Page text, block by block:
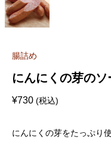
腸詰め
にんにくの芽の
¥730 (税込)
にんにくの芽をたっぷり